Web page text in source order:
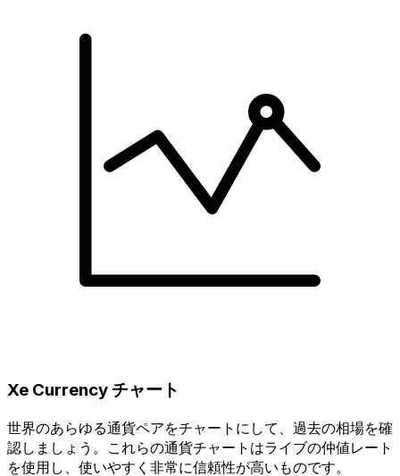
Xe Currency チャート
世界のあらゆる通貨ペアをチャートにして、過去の相場を確
認しましょう。これらの通貨チャートはライブの仲値レート
を使用し、使いやすく非常に信頼性が高いものです。